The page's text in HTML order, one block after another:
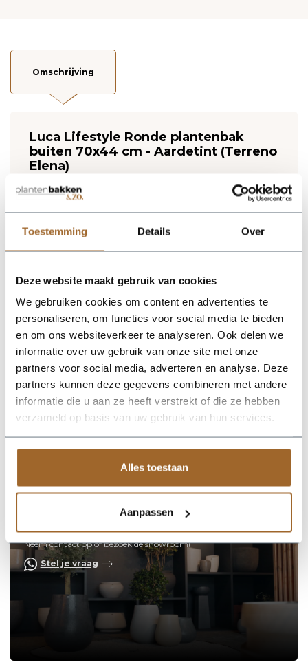
Toestemming Details Over
Deze website maakt gebruik van cookies
We gebruiken cookies om content en advertenties te
personaliseren, om functies voor social media te bieden
en om ons websiteverkeer te analyseren. Ook delen we
informatie over uw gebruik van onze site met onze
partners voor social media, adverteren en analyse. Deze
partners kunnen deze gegevens combineren met andere
informatie die u aan ze heeft verstrekt of die ze hebben
verzameld op basis van uw gebruik van hun services.
Alles toestaan
Aanpassen
Omschrijving
Luca Lifestyle Ronde plantenbak
buiten 70x44 cm - Aardetint (Terreno
Elena)
proof!
Wij leveren rechtstreeks vanuit het magazijn van
zijn, nemen we contact met je op.
De Terreno Elena 70 - Earth van Luca Lifestyle brengt direct
Dankzij de designvorm krijgt deze plantenbak een herkenbaar
silhouet dat mooi combineert met zowel moderne als
natuurlijke interieurs. De kleur aarde geeft het ontwerp een
rustige, stijlvolle basis en laat groen extra goed tot zijn recht
komen. Het buitenformaat is 70 x 70 x 44 cm, waardoor de
bak voldoende aanwezigheid heeft zonder zijn elegante vorm
te verliezen. Praktische kenmerken: plantgat Ø56 en inhoud
124 liter. De afwerking in fiberglas zorgt voor een luxe look en
maakt deze plantenbak geschikt voor styling in huis, op
kantoor, op het terras of in de tuin. Combineer meerdere
Op zoek naar een vakkundige
hulp?
Neem contact op of bezoek de showroom!
Stel je vraag